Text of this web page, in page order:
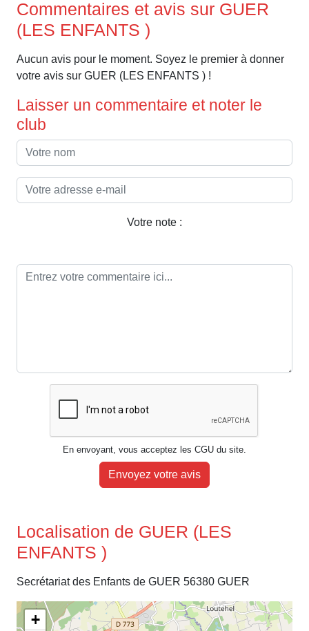
Commentaires et avis sur GUER
(LES ENFANTS )
Aucun avis pour le moment. Soyez le premier à donner
votre avis sur GUER (LES ENFANTS ) !
Laisser un commentaire et noter le
club
Votre note :
En envoyant, vous acceptez les CGU du site.
Envoyez votre avis
Localisation de GUER (LES
ENFANTS )
Secrétariat des Enfants de GUER 56380 GUER
+